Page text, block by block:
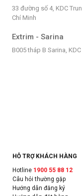
33 đường số 4, KDC
Chí Minh
Extrim - Sarina
B005 tháp B Sarina,
HỖ TRỢ KHÁCH HÀNG
Hotline 1900 55 88 12
Câu hỏi thường gặp
Hướng dẫn đăng ký